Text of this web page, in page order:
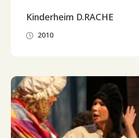
Kinderheim D.RACHE
2010